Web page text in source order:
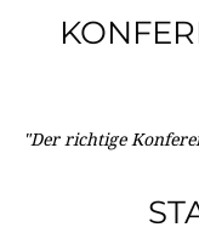
"Der richtige